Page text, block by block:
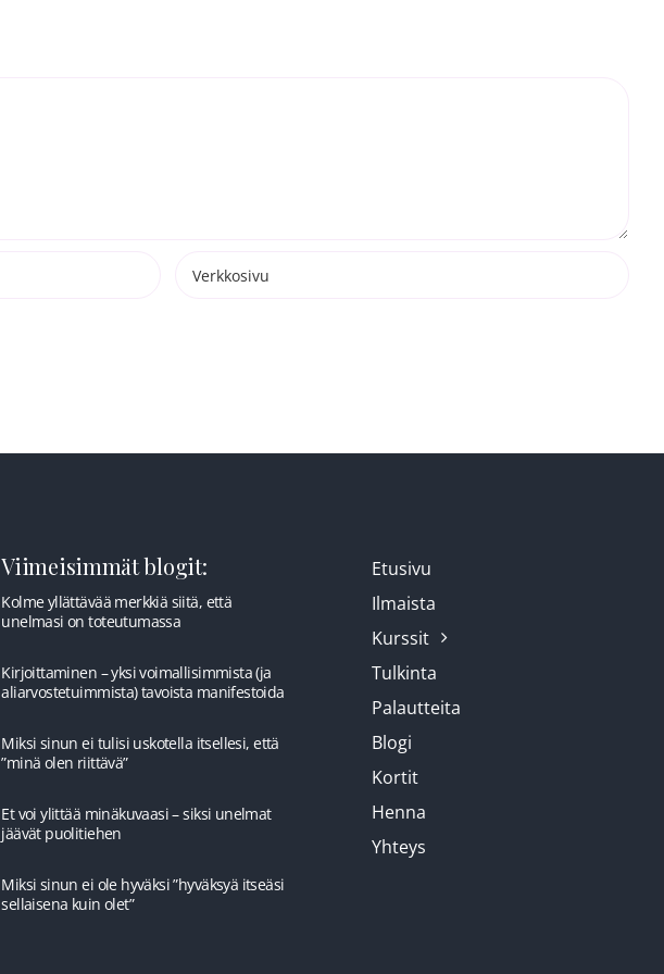
Viimeisimmät blogit:
Kolme yllättävää merkkiä siitä, että
unelmasi on toteutumassa
Kirjoittaminen – yksi voimallisimmista (ja
aliarvostetuimmista) tavoista manifestoida
Miksi sinun ei tulisi uskotella itsellesi, että
”minä olen riittävä”
Et voi ylittää minäkuvaasi – siksi unelmat
jäävät puolitiehen
Miksi sinun ei ole hyväksi ”hyväksyä itseäsi
sellaisena kuin olet”
Etusivu
Ilmaista
Kurssit
Tulkinta
Palautteita
Blogi
Kortit
Henna
Yhteys